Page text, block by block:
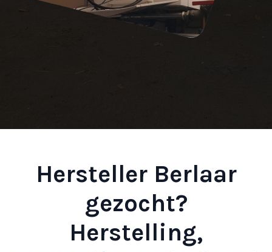
Hersteller Berlaar
gezocht?
Herstelling,